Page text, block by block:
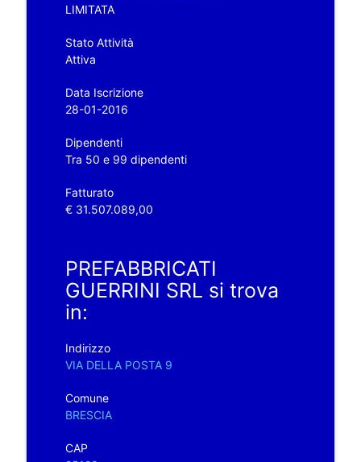
LIMITATA
Stato Attività
Attiva
Data Iscrizione
28-01-2016
Dipendenti
Tra 50 e 99 dipendenti
Fatturato
€ 31.507.089,00
PREFABBRICATI
GUERRINI SRL si trova
in:
Indirizzo
VIA DELLA POSTA 9
Comune
BRESCIA
CAP